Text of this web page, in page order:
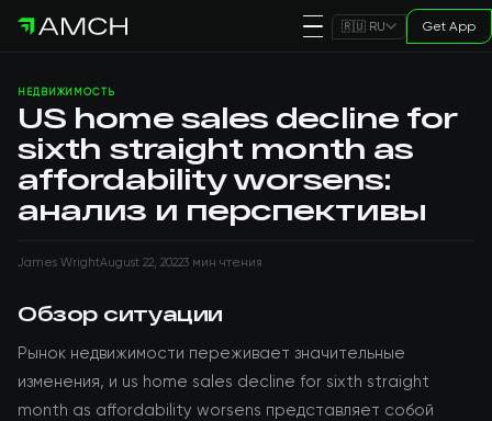
🇷🇺 RU Get App
НЕДВИЖИМОСТЬ
US home sales decline for
sixth straight month as
affordability worsens:
анализ и перспективы
James WrightAugust 22, 20223 мин чтения
Обзор ситуации
Рынок недвижимости переживает значительные
изменения, и us home sales decline for sixth straight
month as affordability worsens представляет собой